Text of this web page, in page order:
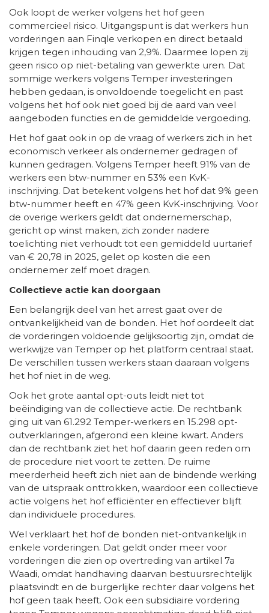
Ook loopt de werker volgens het hof geen
commercieel risico. Uitgangspunt is dat werkers hun
vorderingen aan Finqle verkopen en direct betaald
krijgen tegen inhouding van 2,9%. Daarmee lopen zij
geen risico op niet-betaling van gewerkte uren. Dat
sommige werkers volgens Temper investeringen
hebben gedaan, is onvoldoende toegelicht en past
volgens het hof ook niet goed bij de aard van veel
aangeboden functies en de gemiddelde vergoeding.
Het hof gaat ook in op de vraag of werkers zich in het
economisch verkeer als ondernemer gedragen of
kunnen gedragen. Volgens Temper heeft 91% van de
werkers een btw-nummer en 53% een KvK-
inschrijving. Dat betekent volgens het hof dat 9% geen
btw-nummer heeft en 47% geen KvK-inschrijving. Voor
de overige werkers geldt dat ondernemerschap,
gericht op winst maken, zich zonder nadere
toelichting niet verhoudt tot een gemiddeld uurtarief
van € 20,78 in 2025, gelet op kosten die een
ondernemer zelf moet dragen.
Collectieve actie kan doorgaan
Een belangrijk deel van het arrest gaat over de
ontvankelijkheid van de bonden. Het hof oordeelt dat
de vorderingen voldoende gelijksoortig zijn, omdat de
werkwijze van Temper op het platform centraal staat.
De verschillen tussen werkers staan daaraan volgens
het hof niet in de weg.
Ook het grote aantal opt-outs leidt niet tot
beëindiging van de collectieve actie. De rechtbank
ging uit van 61.292 Temper-werkers en 15.298 opt-
outverklaringen, afgerond een kleine kwart. Anders
dan de rechtbank ziet het hof daarin geen reden om
de procedure niet voort te zetten. De ruime
meerderheid heeft zich niet aan de bindende werking
van de uitspraak onttrokken, waardoor een collectieve
actie volgens het hof efficiënter en effectiever blijft
dan individuele procedures.
Wel verklaart het hof de bonden niet-ontvankelijk in
enkele vorderingen. Dat geldt onder meer voor
vorderingen die zien op overtreding van artikel 7a
Waadi, omdat handhaving daarvan bestuursrechtelijk
plaatsvindt en de burgerlijke rechter daar volgens het
hof geen taak heeft. Ook een subsidiaire vordering